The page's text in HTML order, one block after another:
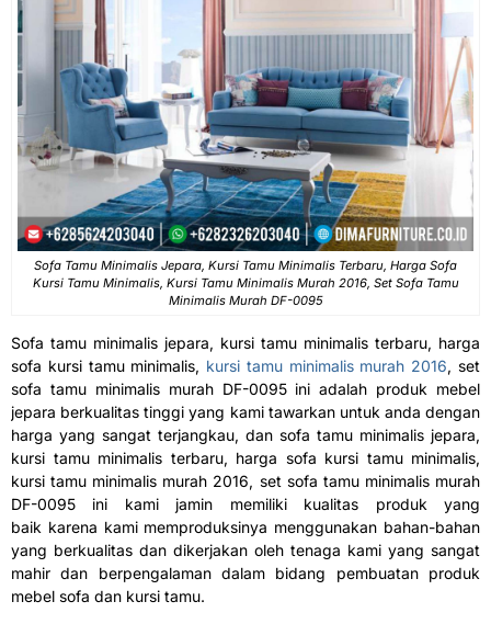
Sofa Tamu Minimalis Jepara, Kursi Tamu Minimalis Terbaru, Harga Sofa
Kursi Tamu Minimalis, Kursi Tamu Minimalis Murah 2016, Set Sofa Tamu
Minimalis Murah DF-0095
Sofa tamu minimalis jepara, kursi tamu minimalis terbaru, harga
sofa kursi tamu minimalis, kursi tamu minimalis murah 2016, set
sofa tamu minimalis murah DF-0095 ini adalah produk mebel
jepara berkualitas tinggi yang kami tawarkan untuk anda dengan
harga yang sangat terjangkau, dan sofa tamu minimalis jepara,
kursi tamu minimalis terbaru, harga sofa kursi tamu minimalis,
kursi tamu minimalis murah 2016, set sofa tamu minimalis murah
DF-0095 ini kami jamin memiliki kualitas produk yang
baik karena kami memproduksinya menggunakan bahan-bahan
yang berkualitas dan dikerjakan oleh tenaga kami yang sangat
mahir dan berpengalaman dalam bidang pembuatan produk
mebel sofa dan kursi tamu.